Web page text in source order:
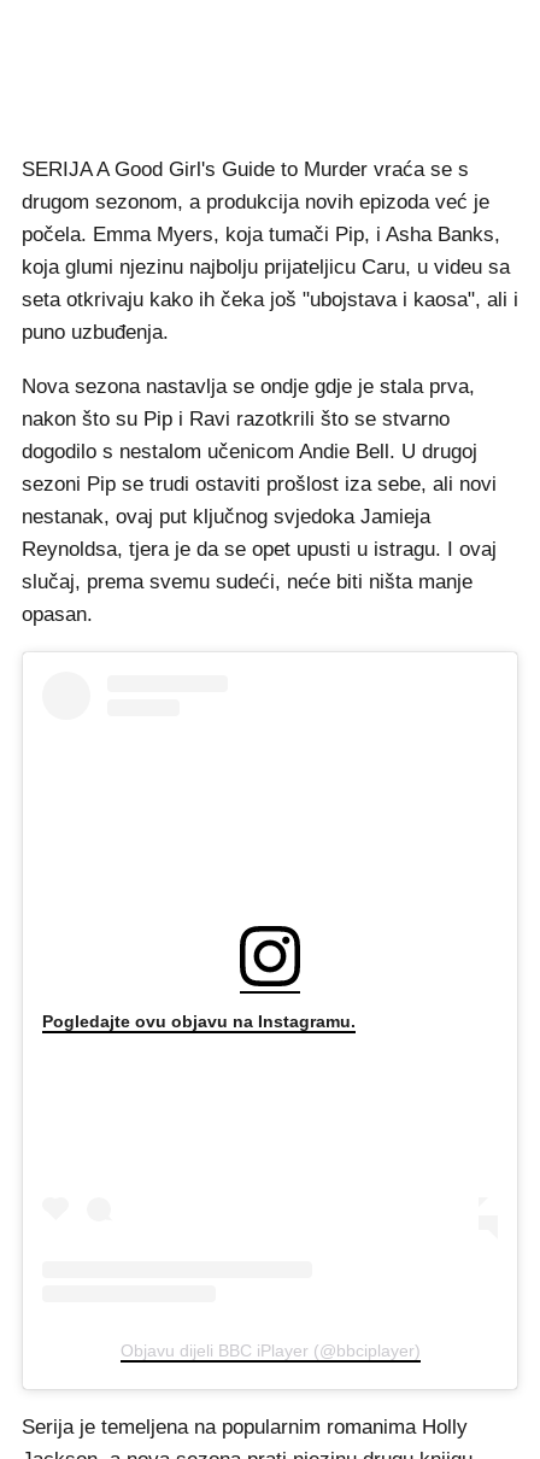
SERIJA A Good Girl's Guide to Murder vraća se s
drugom sezonom, a produkcija novih epizoda već je
počela. Emma Myers, koja tumači Pip, i Asha Banks,
koja glumi njezinu najbolju prijateljicu Caru, u videu sa
seta otkrivaju kako ih čeka još "ubojstava i kaosa", ali i
puno uzbuđenja.
Nova sezona nastavlja se ondje gdje je stala prva,
nakon što su Pip i Ravi razotkrili što se stvarno
dogodilo s nestalom učenicom Andie Bell. U drugoj
sezoni Pip se trudi ostaviti prošlost iza sebe, ali novi
nestanak, ovaj put ključnog svjedoka Jamieja
Reynoldsa, tjera je da se opet upusti u istragu. I ovaj
slučaj, prema svemu sudeći, neće biti ništa manje
opasan.
Pogledajte ovu objavu na Instagramu.
Objavu dijeli BBC iPlayer (@bbciplayer)
Serija je temeljena na popularnim romanima Holly